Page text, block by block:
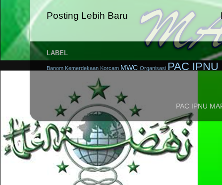
Posting Lebih Baru
LABEL
Banom Kemerdekaan Korcam MWC Organisasi PAC
PAC IPNU